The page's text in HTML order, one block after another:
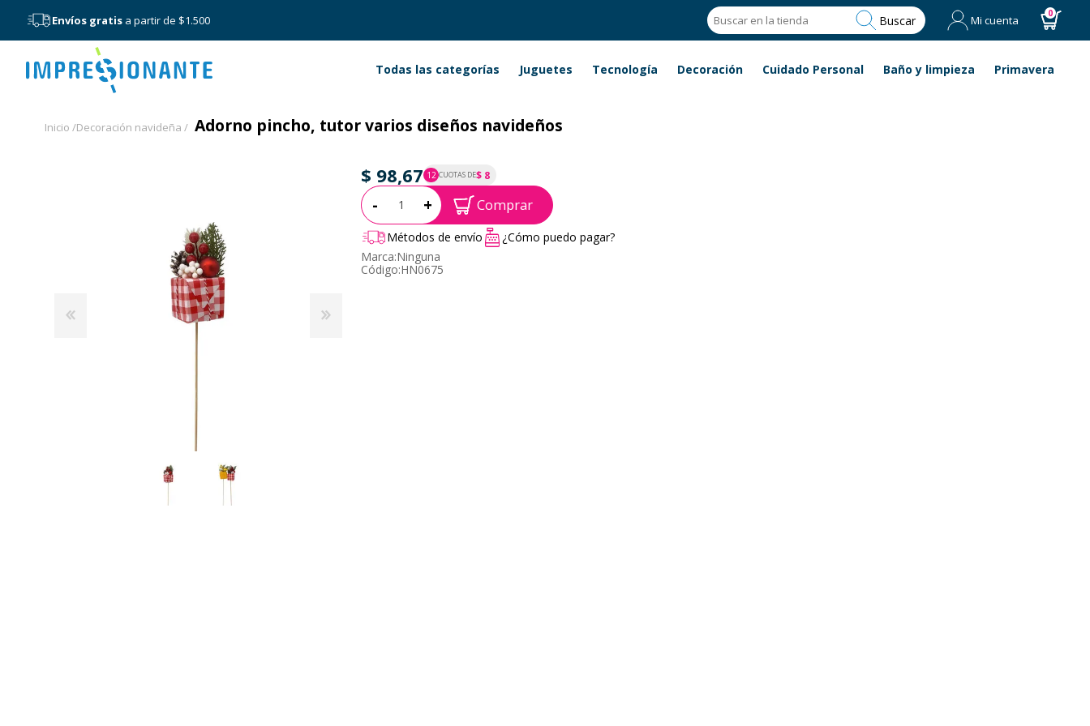
Envíos gratis a partir de $1.500 Buscar Mi cuenta 0
Menú Todas las categorías Juguetes Tecnología Decoración Cuidado Personal Baño y limpieza Primavera
Inicio /Decoración navideña / Adorno pincho, tutor varios diseños navideños
$ 98,67 12 CUOTAS DE$ 8
P.T.F. $ 99
Cantidad:
- + Comprar
Métodos de envío
¿Cómo puedo pagar?
Marca:Ninguna
Código:HN0675